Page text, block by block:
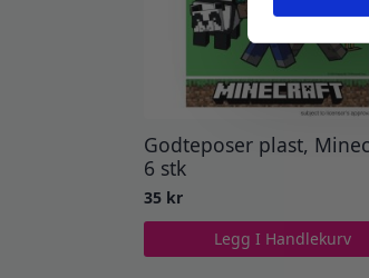
Godteposer plast,
6 stk
35 kr
Legg I Handlekurv